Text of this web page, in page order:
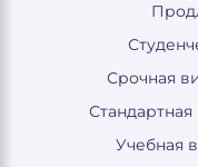
Срочная
Учебная